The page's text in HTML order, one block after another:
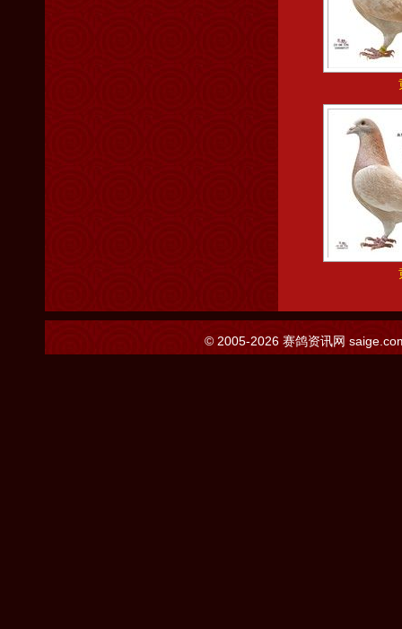
© 2005-2026 赛鸽资讯网